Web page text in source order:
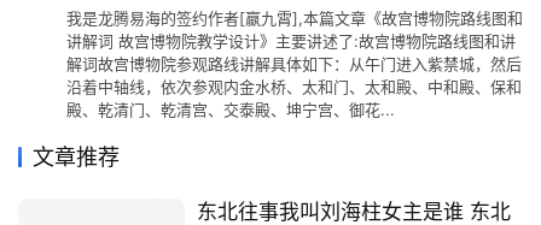
我是龙腾易海的签约作者[嬴九霄],本篇文章《故宫博物院路线图和
讲解词 故宫博物院教学设计》主要讲述了:故宫博物院路线图和讲
解词故宫博物院参观路线讲解具体如下：从午门进入紫禁城，然后
沿着中轴线，依次参观内金水桥、太和门、太和殿、中和殿、保和
殿、乾清门、乾清宫、交泰殿、坤宁宫、御花...
文章推荐
东北往事我叫刘海柱女主是谁 东北